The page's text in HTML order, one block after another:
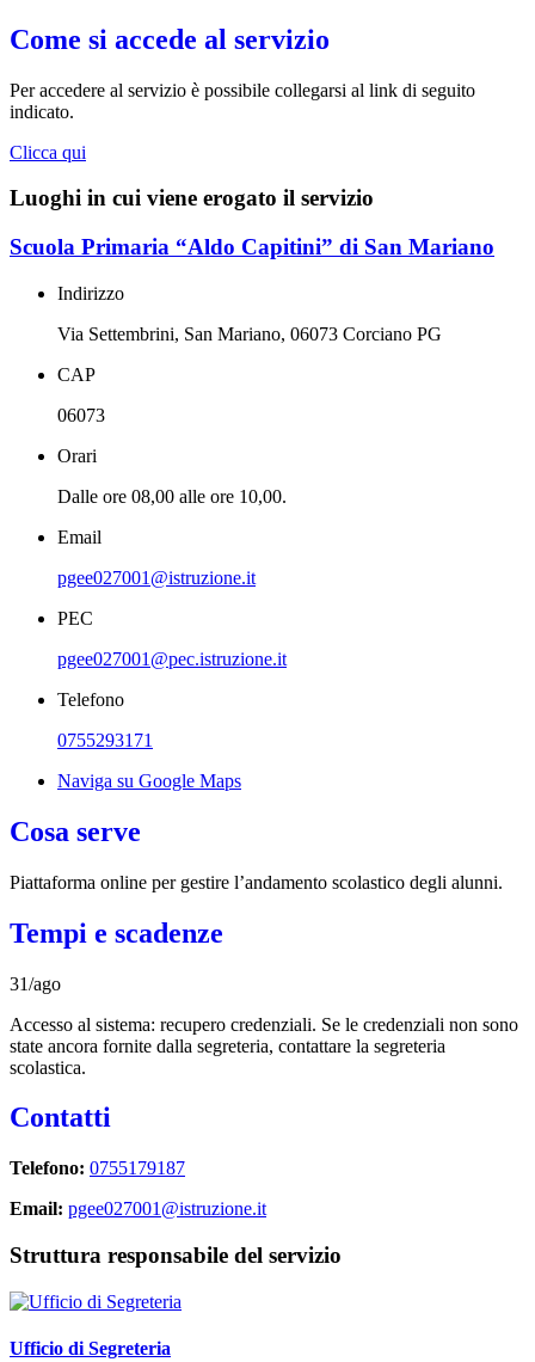
Come si accede al servizio
Per accedere al servizio è possibile collegarsi al link di seguito
indicato.
Clicca qui
Luoghi in cui viene erogato il servizio
Scuola Primaria “Aldo Capitini” di San Mariano
Indirizzo
Via Settembrini, San Mariano, 06073 Corciano PG
CAP
06073
Orari
Dalle ore 08,00 alle ore 10,00.
Email
pgee027001@istruzione.it
PEC
pgee027001@pec.istruzione.it
Telefono
0755293171
Naviga su Google Maps
Cosa serve
Piattaforma online per gestire l’andamento scolastico degli alunni.
Tempi e scadenze
31/ago
Accesso al sistema: recupero credenziali. Se le credenziali non sono
state ancora fornite dalla segreteria, contattare la segreteria
scolastica.
Contatti
Telefono: 0755179187
Email: pgee027001@istruzione.it
Struttura responsabile del servizio
Ufficio di Segreteria